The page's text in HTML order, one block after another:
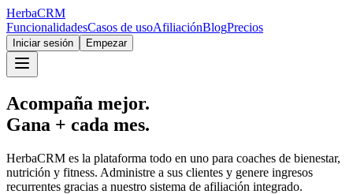
HerbaCRM
FuncionalidadesCasos de usoAfiliaciónBlogPrecios
Iniciar sesión Empezar
Acompaña mejor.
Gana + cada mes.
HerbaCRM es la plataforma todo en uno para coaches de bienestar,
nutrición y fitness. Administre a sus clientes y genere ingresos
recurrentes gracias a nuestro sistema de afiliación integrado.